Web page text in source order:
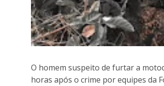
O homem suspeito de furtar a
horas após o crime por equipes da